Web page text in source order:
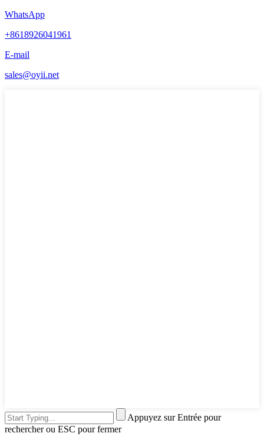
WhatsApp
+8618926041961
E-mail
sales@oyii.net
Appuyez sur Entrée pour
rechercher ou ESC pour fermer